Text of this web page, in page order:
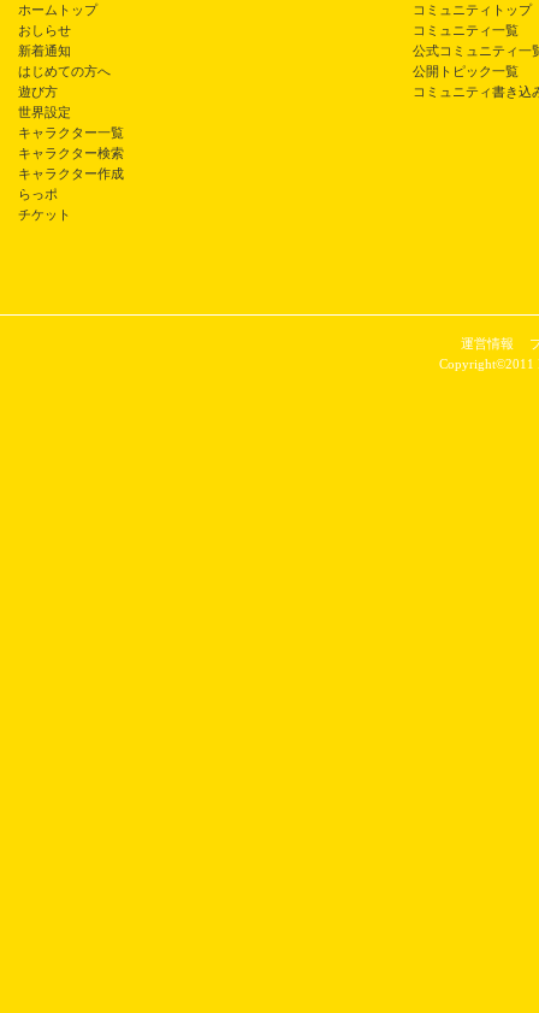
ホームトップ
おしらせ
新着通知
はじめての方へ
遊び方
世界設定
キャラクター一覧
キャラクター検索
キャラクター作成
らっポ
チケット
コミュニティトップ
コミュニティ一覧
公式コミュニティ一
公開トピック一覧
コミュニティ書き込
運営情報
Copyright©2011